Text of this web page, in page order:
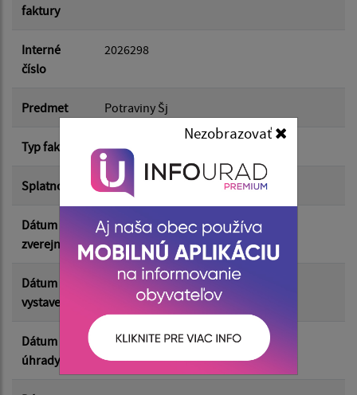
Nezobrazovať
Dátum do:
Suma od:
Suma do:
Filtrovať Reset
faktury
Interné
číslo
2026298
Predmet Potraviny Šj
Typ faktúry dodávateľská
Splatnosť 08.06.2026
Dátum
zverejnenia
16.06.2026
Dátum
vystavenia
25.05.2026
Dátum
úhrady
01.06.2026